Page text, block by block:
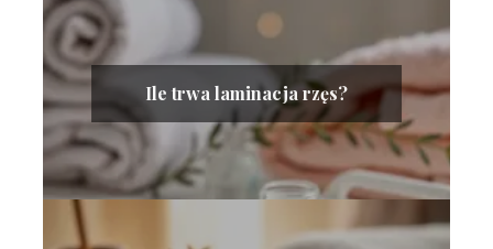
Ile trwa laminacja rzęs?